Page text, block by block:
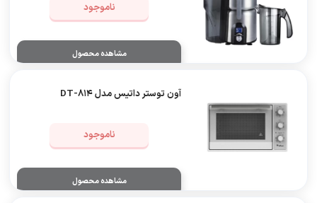
ناموجود
مشاهده محصول
آون توستر داتیس مدل 814-DT
ناموجود
مشاهده محصول